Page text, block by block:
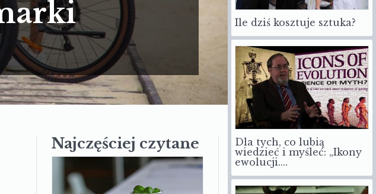
Najczęściej czytane
Ile dziś kosztuje sztuka?
Dla tych, co lubią
wiedzieć i myśleć: „Ikony
ewolucji.…